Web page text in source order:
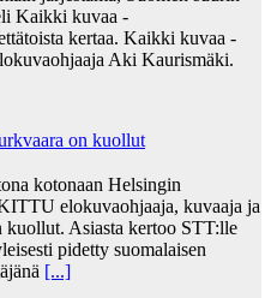
Kaikki kuvaa -
kertaa. Kaikki kuvaa -
Aki Kaurismäki.
on kuollut
kotonaan Helsingin
elokuvaohjaaja, kuvaaja ja
Asiasta kertoo STT:lle
pidetty suomalaisen
[...]